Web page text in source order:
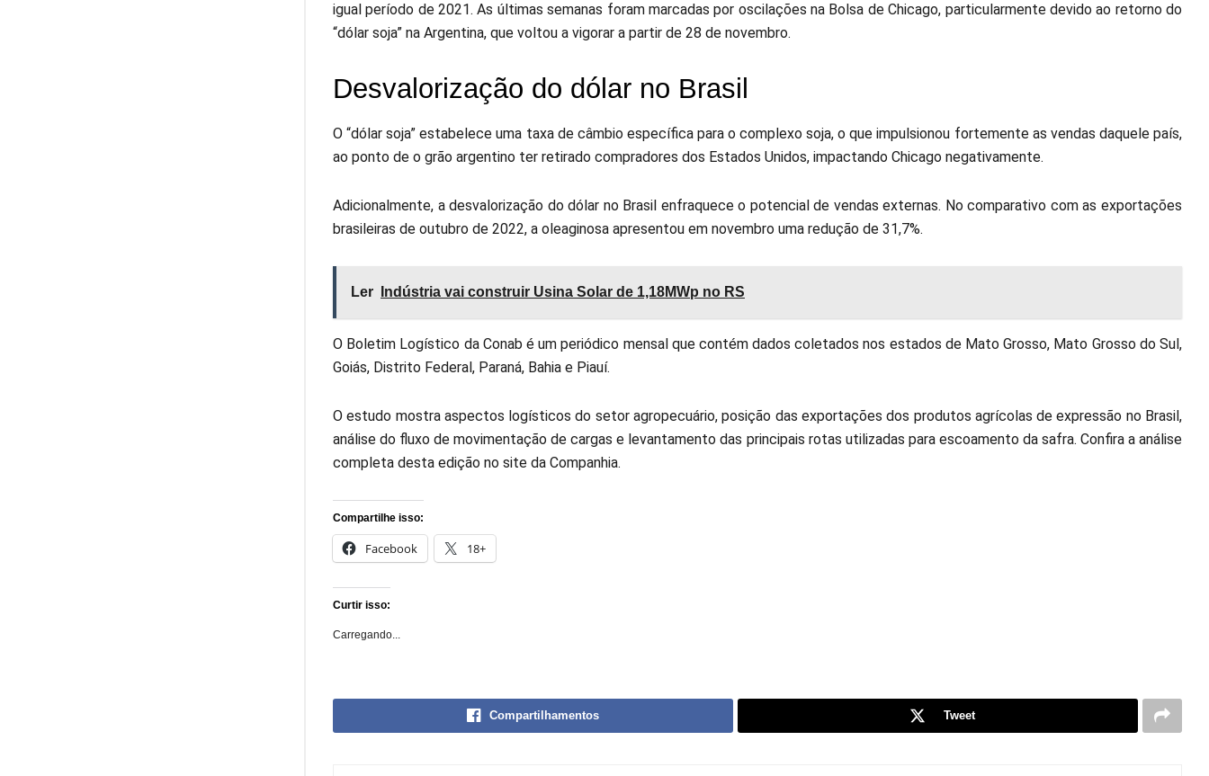
igual período de 2021. As últimas semanas foram marcadas por oscilações na Bolsa de Chicago, particularmente devido ao retorno do
“dólar soja” na Argentina, que voltou a vigorar a partir de 28 de novembro.
Desvalorização do dólar no Brasil
O “dólar soja” estabelece uma taxa de câmbio específica para o complexo soja, o que impulsionou fortemente as vendas daquele país,
ao ponto de o grão argentino ter retirado compradores dos Estados Unidos, impactando Chicago negativamente.
Adicionalmente, a desvalorização do dólar no Brasil enfraquece o potencial de vendas externas. No comparativo com as exportações
brasileiras de outubro de 2022, a oleaginosa apresentou em novembro uma redução de 31,7%.
Ler Indústria vai construir Usina Solar de 1,18MWp no RS
O Boletim Logístico da Conab é um periódico mensal que contém dados coletados nos estados de Mato Grosso, Mato Grosso do Sul,
Goiás, Distrito Federal, Paraná, Bahia e Piauí.
O estudo mostra aspectos logísticos do setor agropecuário, posição das exportações dos produtos agrícolas de expressão no Brasil,
análise do fluxo de movimentação de cargas e levantamento das principais rotas utilizadas para escoamento da safra. Confira a análise
completa desta edição no site da Companhia.
Compartilhe isso:
Facebook 18+
Curtir isso:
Carregando...
Compartilhamentos Tweet